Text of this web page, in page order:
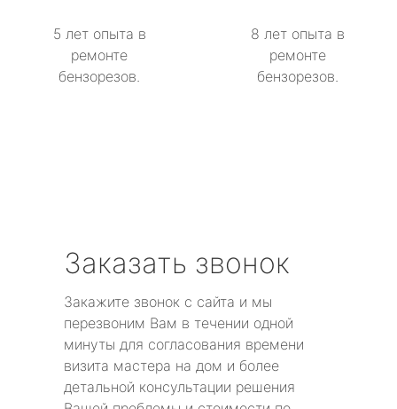
5 лет опыта в
ремонте
бензорезов.
8 лет опыта в
ремонте
бензорезов.
Заказать звонок
Закажите звонок с сайта и мы
перезвоним Вам в течении одной
минуты для согласования времени
визита мастера на дом и более
детальной консультации решения